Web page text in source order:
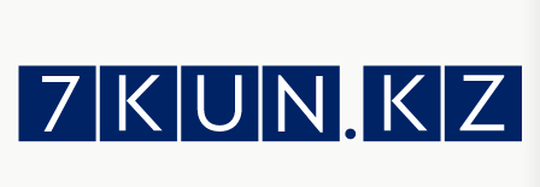
Денежно-кредитная политика влияет не
только на спрос, но и на предложение труда
07 АВГУСТА, 2026